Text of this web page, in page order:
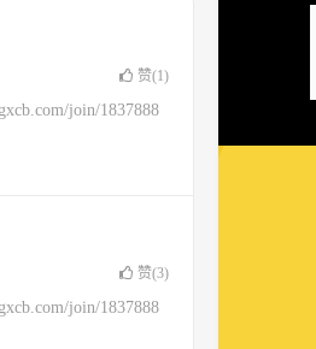
赞(1)
join/1837888
赞(3)
join/1837888